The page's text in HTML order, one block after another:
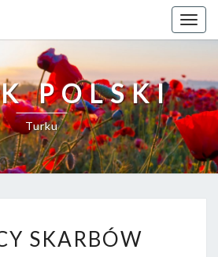
POLSKI
Turku
SKARBÓW
SKARBÓW